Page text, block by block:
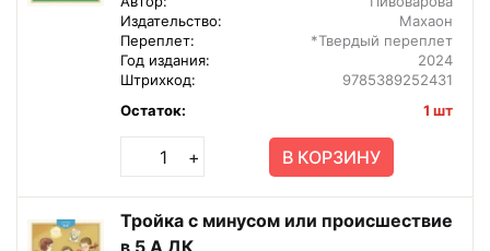
Издательство:
Махаон
Переплет:
*Твердый переплет
Год издания:
2024
Штрихкод:
9785389252431
Остаток:
1 шт
+ В КОРЗИНУ
Тройка с минусом или происшествие
в 5 А ДК